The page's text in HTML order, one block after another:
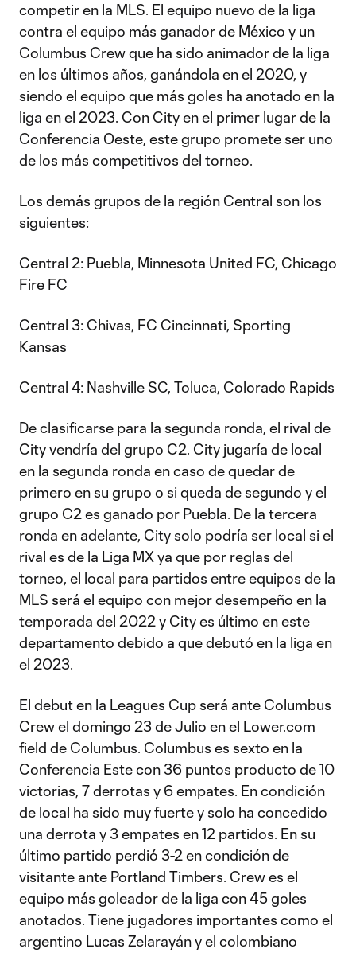
competir en la MLS. El equipo nuevo de la liga
contra el equipo más ganador de México y un
Columbus Crew que ha sido animador de la liga
en los últimos años, ganándola en el 2020, y
siendo el equipo que más goles ha anotado en la
liga en el 2023. Con City en el primer lugar de la
Conferencia Oeste, este grupo promete ser uno
de los más competitivos del torneo.
Los demás grupos de la región Central son los
siguientes:
Central 2: Puebla, Minnesota United FC, Chicago
Fire FC
Central 3: Chivas, FC Cincinnati, Sporting
Kansas
Central 4: Nashville SC, Toluca, Colorado Rapids
De clasificarse para la segunda ronda, el rival de
City vendría del grupo C2. City jugaría de local
en la segunda ronda en caso de quedar de
primero en su grupo o si queda de segundo y el
grupo C2 es ganado por Puebla. De la tercera
ronda en adelante, City solo podría ser local si el
rival es de la Liga MX ya que por reglas del
torneo, el local para partidos entre equipos de la
MLS será el equipo con mejor desempeño en la
temporada del 2022 y City es último en este
departamento debido a que debutó en la liga en
el 2023.
El debut en la Leagues Cup será ante Columbus
Crew el domingo 23 de Julio en el Lower.com
field de Columbus. Columbus es sexto en la
Conferencia Este con 36 puntos producto de 10
victorias, 7 derrotas y 6 empates. En condición
de local ha sido muy fuerte y solo ha concedido
una derrota y 3 empates en 12 partidos. En su
último partido perdió 3-2 en condición de
visitante ante Portland Timbers. Crew es el
equipo más goleador de la liga con 45 goles
anotados. Tiene jugadores importantes como el
argentino Lucas Zelarayán y el colombiano